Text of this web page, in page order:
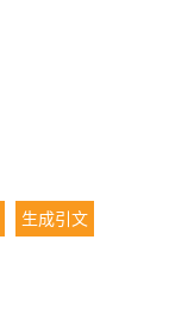
生成引文